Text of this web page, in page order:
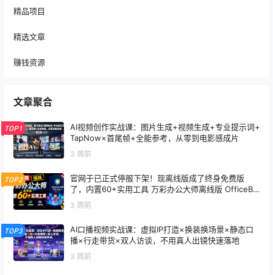
精品项目
精选文章
赚钱资源
文章聚合
TOP1
AI视频创作实战课：图片生成+视频生成+专业提示词+
TapNow×首尾帧+全能参考，从零到电影感成片
3 周前
TOP2
官网于已正式停服下架！现离线版成了终身免费版
了，内置60+实用工具 万彩办公大师离线版 OfficeBo
3 周前
TOP3
AI口播视频实战课：虚拟IP打造×换装换场景×静态口
播×行走带货×双人访谈，不用真人出镜快速落地
3 周前